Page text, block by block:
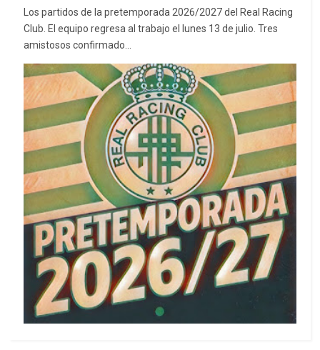
Los partidos de la pretemporada 2026/2027 del Real Racing
Club. El equipo regresa al trabajo el lunes 13 de julio. Tres
amistosos confirmado...